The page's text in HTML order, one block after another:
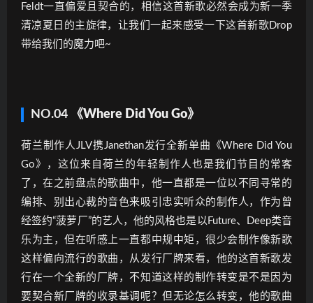
Feldt一直偏爱且契合的，相信这首新歌必然会成为新一季
清凉夏日的主旋律，让我们一起来感受一下这首新歌Drop
带给我们的魔力吧~
NO.04 《Where Did You Go》
荷兰制作人JLV携Janethan发行全新单曲《Where Did You
Go》，这位来自荷兰的年轻制作人也是我们节目的常客
了，在之前盘点的歌曲中，他一直都是一位以不同寻常的
编排、别出心裁的音色来吸引忠实听众的制作人，作为曾
经签约“菠萝厂”的艺人，他的风格也是以Future、Deep类音
乐为主，但在听感上一直都中规中矩，很少会制作像新歌
这样偏向流行的歌曲，从发行厂牌来看，他的这首新歌发
行在一个全新的厂牌，不知道这样的制作转变是不是因为
要契合新厂牌的收录基调呢？但无论怎么转变，他的歌曲